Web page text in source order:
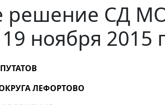
решение СД
ноября 2015
ЛЕФОРТОВО